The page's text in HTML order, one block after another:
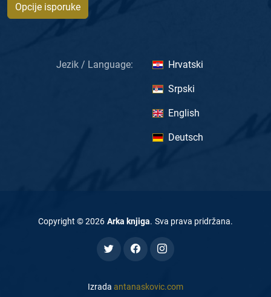
Opcije isporuke
Jezik / Language: Hrvatski
Srpski
English
Deutsch
Copyright ©2026 Arka knjiga. Sva prava pridržana.
Izrada antanaskovic.com